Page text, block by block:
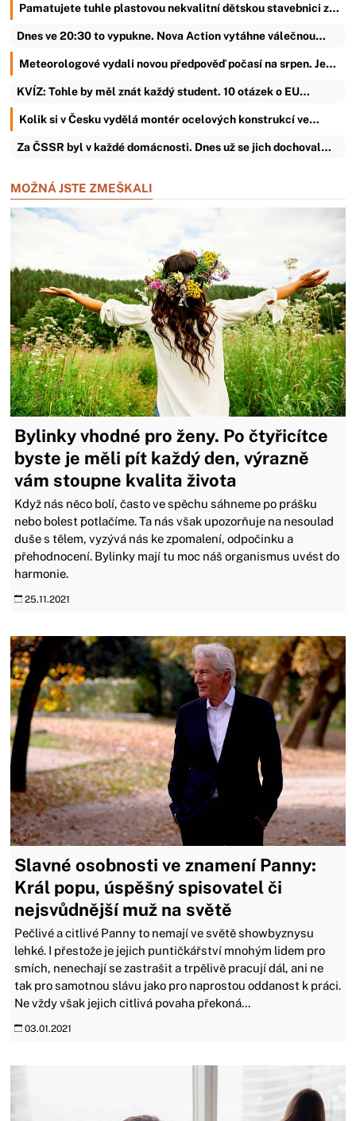
Pamatujete tuhle plastovou nekvalitní dětskou stavebnici z…
Dnes ve 20:30 to vypukne. Nova Action vytáhne válečnou…
Meteorologové vydali novou předpověď počasí na srpen. Je…
KVÍZ: Tohle by měl znát každý student. 10 otázek o EU…
Kolik si v Česku vydělá montér ocelových konstrukcí ve…
Za ČSSR byl v každé domácnosti. Dnes už se jich dochoval…
MOŽNÁ JSTE ZMEŠKALI
Bylinky vhodné pro ženy. Po čtyřicítce
byste je měli pít každý den, výrazně
vám stoupne kvalita života
Když nás něco bolí, často ve spěchu sáhneme po prášku
nebo bolest potlačíme. Ta nás však upozorňuje na nesoulad
duše s tělem, vyzývá nás ke zpomalení, odpočinku a
přehodnocení. Bylinky mají tu moc náš organismus uvést do
harmonie.
25.11.2021
Slavné osobnosti ve znamení Panny:
Král popu, úspěšný spisovatel či
nejsvůdnější muž na světě
Pečlivé a citlivé Panny to nemají ve světě showbyznysu
lehké. I přestože je jejich puntičkářství mnohým lidem pro
smích, nenechají se zastrašit a trpělivě pracují dál, ani ne
tak pro samotnou slávu jako pro naprostou oddanost k práci.
Ne vždy však jejich citlivá povaha překoná...
03.01.2021